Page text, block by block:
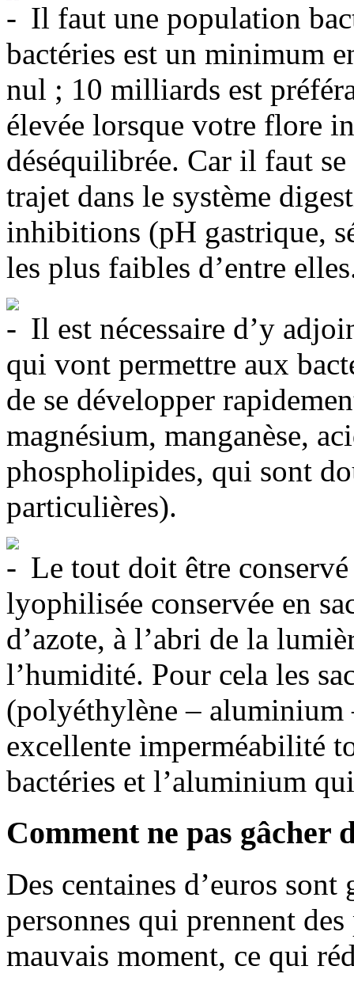
Il faut une population
bactéries est un minimum
nul ; 10 milliards est
élevée lorsque votre flore
déséquilibrée. Car il faut
trajet dans le système
inhibitions (pH gastrique,
les plus faibles d’entre
Il est nécessaire d’y
qui vont permettre aux
de se développer
magnésium, manganèse,
phospholipides, qui sont
particulières).
Le tout doit être
lyophilisée conservée en
d’azote, à l’abri de la
l’humidité. Pour cela les
(polyéthylène – aluminium
excellente imperméabilité
bactéries et l’aluminium
Comment ne pas gâcher
Des centaines d’euros sont
personnes qui prennent
mauvais moment, ce qui